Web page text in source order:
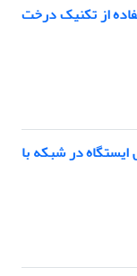
از تکنیک درخت
ایستگاه در شبکه با